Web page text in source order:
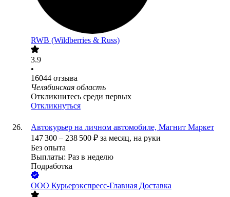
RWB (Wildberries & Russ)
3.9
•
16044 отзыва
Челябинская область
Откликнитесь среди первых
Откликнуться
Автокурьер на личном автомобиле, Магнит Маркет
147 300 – 238 500 ₽ за месяц, на руки
Без опыта
Выплаты: Раз в неделю
Подработка
ООО Курьерэкспресс-Главная Доставка